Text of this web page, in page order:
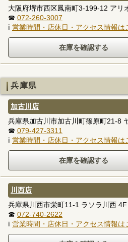
大阪府堺市西区鳳南町3-199-12 アリ
☎ 072-260-3007
ℹ 営業時間・店休日・アクセス情報は
兵庫県
加古川店
兵庫県加古川市加古川町篠原町21-8
☎ 079-427-3311
ℹ 営業時間・店休日・アクセス情報は
川西店
兵庫県川西市栄町11-1 ラソラ川西 4F
☎ 072-740-2622
ℹ 営業時間・店休日・アクセス情報は